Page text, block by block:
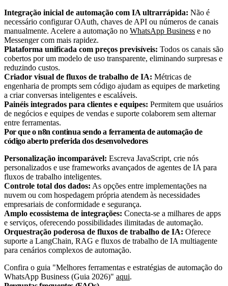
Integração inicial de automação com IA ultrarrápida: Não é
necessário configurar OAuth, chaves de API ou números de canais
manualmente. Acelere a automação no WhatsApp Business e no
Messenger com mais rapidez.
Plataforma unificada com preços previsíveis: Todos os canais são
cobertos por um modelo de uso transparente, eliminando surpresas e
reduzindo custos.
Criador visual de fluxos de trabalho de IA: Métricas de
engenharia de prompts sem código ajudam as equipes de marketing
a criar conversas inteligentes e escaláveis.
Painéis integrados para clientes e equipes: Permitem que usuários
de negócios e equipes de vendas e suporte colaborem sem alternar
entre ferramentas.
Por que o n8n continua sendo a ferramenta de automação de
código aberto preferida dos desenvolvedores
Personalização incomparável: Escreva JavaScript, crie nós
personalizados e use frameworks avançados de agentes de IA para
fluxos de trabalho inteligentes.
Controle total dos dados: As opções entre implementações na
nuvem ou com hospedagem própria atendem às necessidades
empresariais de conformidade e segurança.
Amplo ecossistema de integrações: Conecta-se a milhares de apps
e serviços, oferecendo possibilidades ilimitadas de automação.
Orquestração poderosa de fluxos de trabalho de IA: Oferece
suporte a LangChain, RAG e fluxos de trabalho de IA multiagente
para cenários complexos de automação.
Confira o guia "Melhores ferramentas e estratégias de automação do
WhatsApp Business (Guia 2026)" aqui.